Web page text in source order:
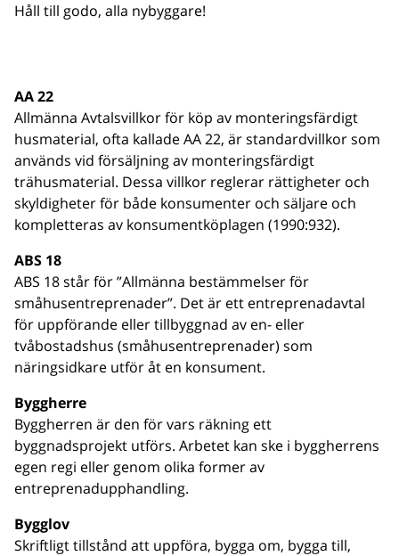
Håll till godo, alla nybyggare!
AA 22
Allmänna Avtalsvillkor för köp av monteringsfärdigt
husmaterial, ofta kallade AA 22, är standardvillkor som
används vid försäljning av monteringsfärdigt
trähusmaterial. Dessa villkor reglerar rättigheter och
skyldigheter för både konsumenter och säljare och
kompletteras av konsumentköplagen (1990:932).
ABS 18
ABS 18 står för ”Allmänna bestämmelser för
småhusentreprenader”. Det är ett entreprenadavtal
för uppförande eller tillbyggnad av en- eller
tvåbostadshus (småhusentreprenader) som
näringsidkare utför åt en konsument.
Byggherre
Byggherren är den för vars räkning ett
byggnadsprojekt utförs. Arbetet kan ske i byggherrens
egen regi eller genom olika former av
entreprenadupphandling.
Bygglov
Skriftligt tillstånd att uppföra, bygga om, bygga till,